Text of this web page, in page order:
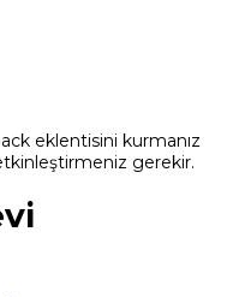
eklentisini kurmanız
gerekir.